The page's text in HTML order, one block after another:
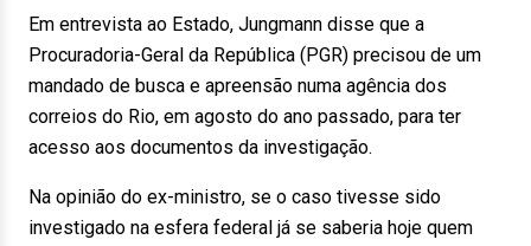
Em entrevista ao Estado, Jungmann disse que a
Procuradoria-Geral da República (PGR) precisou de um
mandado de busca e apreensão numa agência dos
correios do Rio, em agosto do ano passado, para ter
acesso aos documentos da investigação.
Na opinião do ex-ministro, se o caso tivesse sido
investigado na esfera federal já se saberia hoje quem